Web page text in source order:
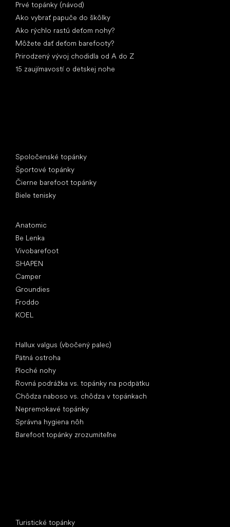
Prvé topánky (návod)
Ako vybrať papuče do škôlky
Ako rýchlo rastú deťom nohy?
Môžete dať deťom barefooty?
Prirodzený vývoj chodidla od A do Z
15 zaujímavostí o detskej nohe
Spoločenské topánky
Športové topánky
Čierne barefoot topánky
Biele tenisky
Anatomic
Be Lenka
Vivobarefoot
SHAPEN
Camper
Groundies
Froddo
KOEL
Hallux valgus (vbočený palec)
Pätná ostroha
Ploché nohy
Rovná podrážka vs. topánky na podpätku
Chôdza naboso vs. chôdza v topánkach
Nepremokavé topánky
Správna hygiena nôh
Barefoot topánky zrozumiteľne
Turistické topánky